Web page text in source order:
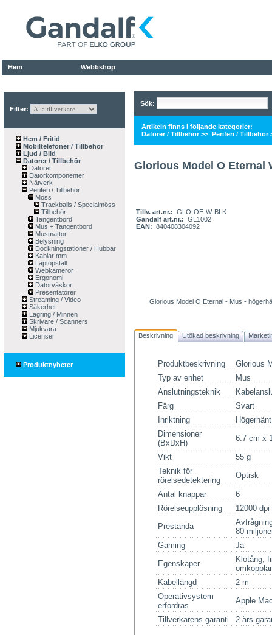
Hem Webbshop
Filter:
Hem / Fritid
Mobiltelefoner / Tillbehör
Ljud / Bild
Datorer / Tillbehör
Datorer
Datorkomponenter
Nätverk
Periferi / Tillbehör
Möss
Trackballs / Specialmöss
Tillbehör
Tangentbord
Mus + Tangentbord
Musmattor
Belysning
Dockningstationer / Hubbar
Kablar mm
Laptopställ
Webkameror
Ergonomi
Datorväskor
Presentatörer
Streaming / Video
Säkerhet
Lagring / Minnen
Skrivare / Scanners
Mjukvara
Licenser
Produktnyheter
Sök:
Artikeln finns i följande kategorier:
Datorer / Tillbehör>> Periferi / Tillbehör
Glorious Model O Eternal
Tillv. art.nr.: GLO-OE-W-BLK
Gandalf art.nr.: GL1002
EAN: 840408304092
Glorious Model O Eternal - Mus -
Beskrivning Utökad beskrivning
Produktbeskrivning
Glorious
Typ av enhet
Mus
Anslutningsteknik
Färg
Svart
Inriktning
Högerhänt
Dimensioner
(BxDxH)
6.7 cm x
Vikt
55 g
Teknik för
rörelsedetektering
Optisk
Antal knappar
6
Rörelseupplösning
12000 dpi
Prestanda
80
Gaming
Ja
Egenskaper
Klotång,
Kabellängd
2 m
Operativsystem
erfordras
Apple
Tillverkarens garanti 2 års